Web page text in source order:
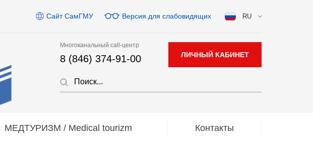
Сайт СамГМУ Версия для слабовидящих RU
Многоканальный call-центр
8 (846) 374-91-00 ЛИЧНЫЙ КАБИНЕТ
МЕДТУРИЗМ / Medical tourizm Контакты